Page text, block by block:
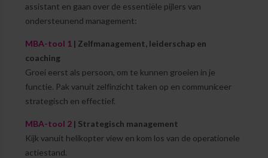
assistant en gaan over de essentiële pijlers van
ondersteunend management:
MBA-tool 1 | Zelfmanagement, leiderschap en
coaching
Groei eerst als persoon, om te kunnen groeien in je
functie. Pak vanuit zelfinzicht taken op en communiceer
strategisch en effectief.
MBA-tool 2| Strategisch management
Kijk vanuit helikopter view en kom los van de operationele
actiestand.